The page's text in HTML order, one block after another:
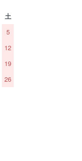
土
5
12
19
26